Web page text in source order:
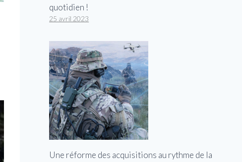
quotidien !
25 avril 2023
Une réforme des acquisitions au rythme de la